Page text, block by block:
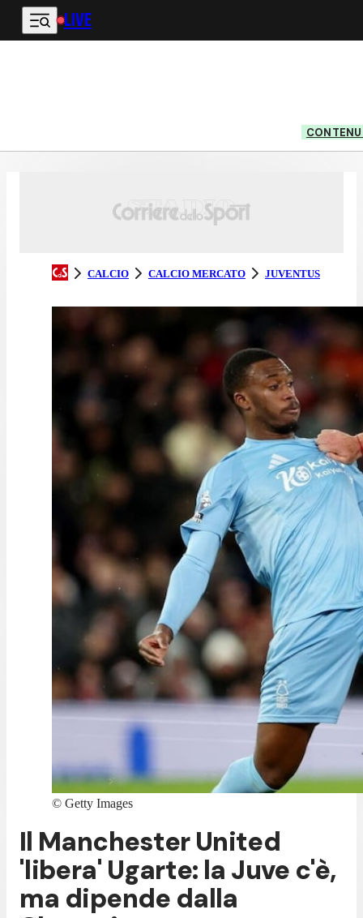
Vai al contenuto principale
LIVE
CALCIO CALCIO MERCATO JUVENTUS
© Getty Images
Il Manchester United
'libera' Ugarte: la Juve c'è,
ma dipende dalla